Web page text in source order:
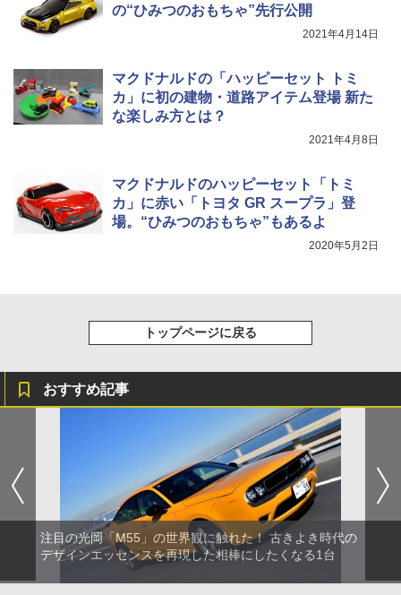
の“ひみつのおもちゃ”先行公開
2021年4月14日
マクドナルドの「ハッピーセット トミ
カ」に初の建物・道路アイテム登場 新た
な楽しみ方とは？
2021年4月8日
マクドナルドのハッピーセット「トミ
カ」に赤い「トヨタ GR スープラ」登
場。“ひみつのおもちゃ”もあるよ
2020年5月2日
トップページに戻る
おすすめ記事
注目の光岡「M55」の世界観に触れた！ 古きよき時代の
デザインエッセンスを再現した相棒にしたくなる1台